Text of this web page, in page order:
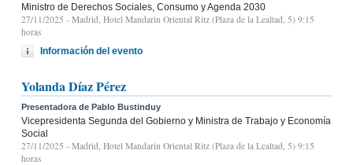
Ministro de Derechos Sociales, Consumo y Agenda 2030
27/11/2025 - Madrid, Hotel Mandarin Oriental Ritz (Plaza de la Lealtad, 5) 9:15
horas
Información del evento
Yolanda Díaz Pérez
Presentadora de Pablo Bustinduy
Vicepresidenta Segunda del Gobierno y Ministra de Trabajo y Economía
Social
27/11/2025 - Madrid, Hotel Mandarin Oriental Ritz (Plaza de la Lealtad, 5) 9:15
horas